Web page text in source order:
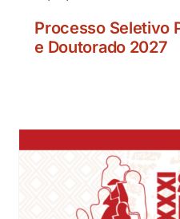
Processo Seletivo
e Doutorado 2027